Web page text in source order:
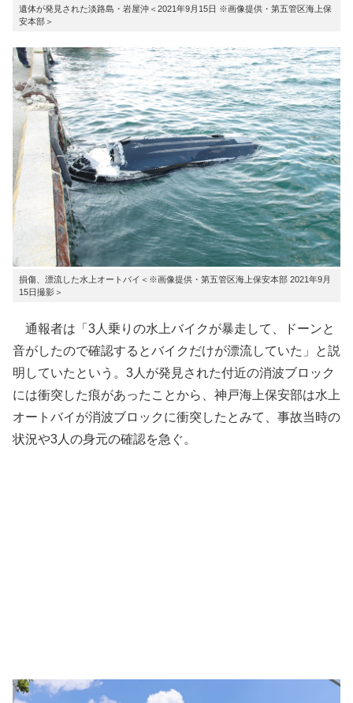
遺体が発見された淡路島・岩屋沖＜2021年9月15日 ※画像提供・第五管区海上保
安本部＞
損傷、漂流した水上オートバイ＜※画像提供・第五管区海上保安本部 2021年9月
15日撮影＞
通報者は「3人乗りの水上バイクが暴走して、ドーンと
音がしたので確認するとバイクだけが漂流していた」と説
明していたという。3人が発見された付近の消波ブロック
には衝突した痕があったことから、神戸海上保安部は水上
オートバイが消波ブロックに衝突したとみて、事故当時の
状況や3人の身元の確認を急ぐ。